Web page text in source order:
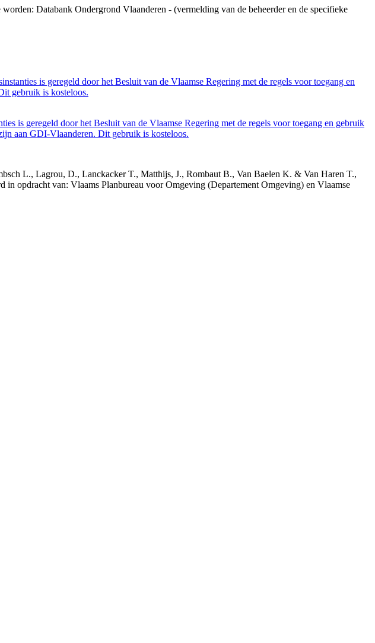
Databank Ondergrond Vlaanderen - (vermelding van de beheerder en de specifieke
is geregeld door het Besluit van de Vlaamse Regering met de regels voor toegang en
gebruik is kosteloos.
is geregeld door het Besluit van de Vlaamse Regering met de regels voor toegang en gebruik
aan GDI-Vlaanderen. Dit gebruik is kosteloos.
L., Lagrou, D., Lanckacker T., Matthijs, J., Rombaut B., Van Baelen K. & Van Haren T.,
opdracht van: Vlaams Planbureau voor Omgeving (Departement Omgeving) en Vlaamse